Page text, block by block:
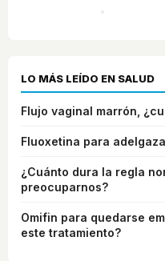
LO MÁS LEÍDO EN SALUD
Flujo vaginal marrón,
Fluoxetina para
¿Cuánto dura la regla
preocuparnos?
Omifin para quedarse
este tratamiento?